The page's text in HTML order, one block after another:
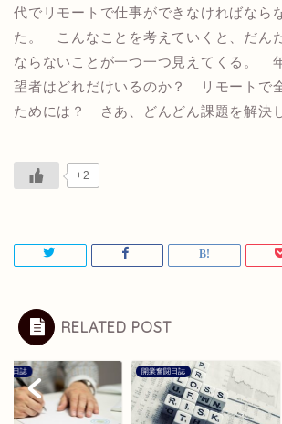
代でリモートで仕事ができなければなら
た。 こんなことを考えていくと、だん
ならないことが一つ一つ見えてくる。
望者はどれだけいるのか？ リモートで
ためには？ さあ、どんどん課題を解決
+2
RELATED POST
闘日誌 開業奮闘日誌